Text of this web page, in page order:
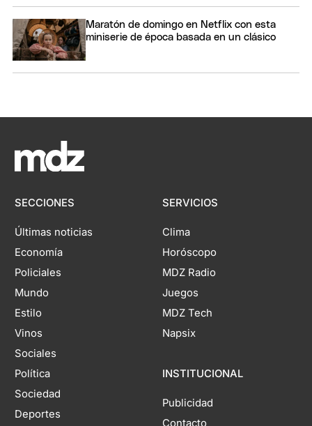
Maratón de domingo en Netflix con esta
miniserie de época basada en un clásico
SECCIONES
Últimas noticias
Economía
Policiales
Mundo
Estilo
Vinos
Sociales
Política
Sociedad
Deportes
SERVICIOS
Clima
Horóscopo
MDZ Radio
Juegos
MDZ Tech
Napsix
INSTITUCIONAL
Publicidad
Contacto